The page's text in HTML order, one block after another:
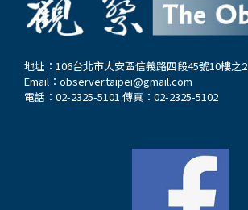
地址：106台北市大安區信義路四段45號10樓之2
Email： observer.taipei@gmail.com
電話：02-2325-5101 傳真：02-2325-5102